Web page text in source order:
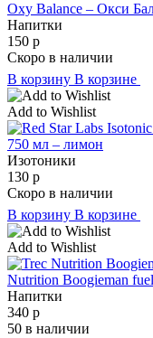
Oxy Balance – Окси
Напитки
150 р
Скоро в наличии
В корзину В корзине
Add to Wishlist
750 мл – лимон
Изотоники
130 р
Скоро в наличии
В корзину В корзине
Add to Wishlist
Nutrition Boogieman
Напитки
340 р
50 в наличии